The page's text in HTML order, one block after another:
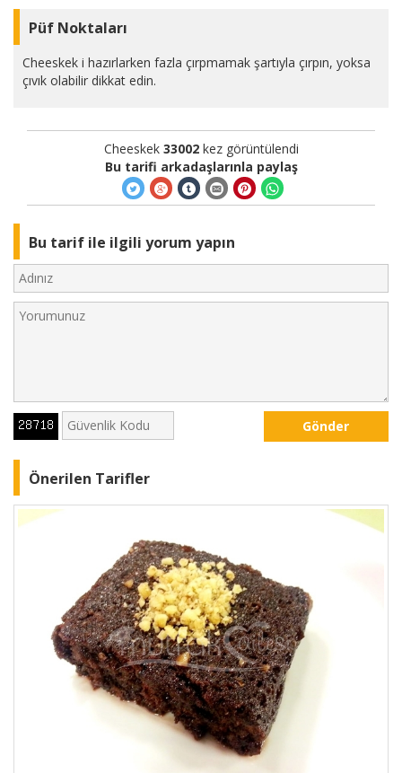
Püf Noktaları
Cheeskek i hazırlarken fazla çırpmamak şartıyla çırpın, yoksa
çıvık olabilir dikkat edin.
Cheeskek 33002kez görüntülendi
Bu tarifi arkadaşlarınla paylaş
Bu tarif ile ilgili yorum yapın
Gönder
Önerilen Tarifler